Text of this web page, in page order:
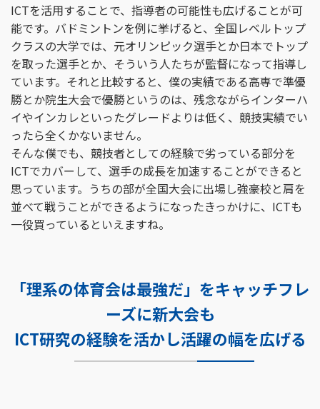
ICTを活用することで、指導者の可能性も広げることが可
能です。バドミントンを例に挙げると、全国レベルトップ
クラスの大学では、元オリンピック選手とか日本でトップ
を取った選手とか、そういう人たちが監督になって指導し
ています。それと比較すると、僕の実績である高専で準優
勝とか院生大会で優勝というのは、残念ながらインターハ
イやインカレといったグレードよりは低く、競技実績でい
ったら全くかないません。
そんな僕でも、競技者としての経験で劣っている部分を
ICTでカバーして、選手の成長を加速することができると
思っています。うちの部が全国大会に出場し強豪校と肩を
並べて戦うことができるようになったきっかけに、ICTも
一役買っているといえますね。
「理系の体育会は最強だ」をキャッチフレ
ーズに新大会も
ICT研究の経験を活かし活躍の幅を広げる